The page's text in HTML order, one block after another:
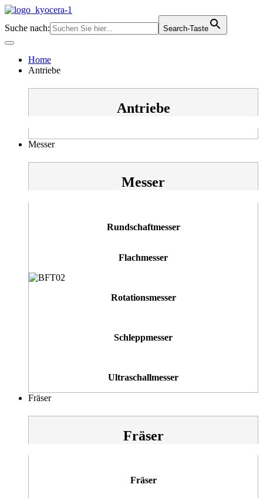
Zum
springen
Suche nach: Search-Taste
Home
Antriebe
Antriebe
Messer
Messer
Rundschaftmesser
Flachmesser
Rotationsmesser
Schleppmesser
Ultraschallmesser
Fräser
Fräser
Fräser